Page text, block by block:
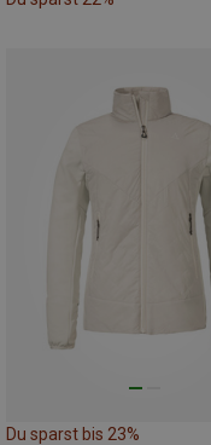
Du sparst bis 23%